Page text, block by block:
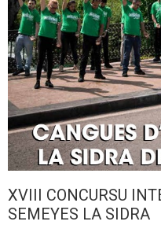
XVIII CONCURSU
SEMEYES LA SIDRA